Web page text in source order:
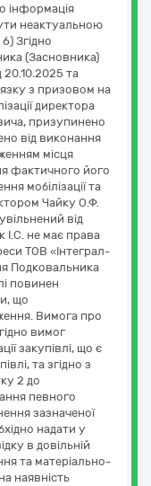
інформація
неактуальною
Згідно
(Засновника)
та
з призовом на
директора
призупинено
від виконання
місця
фактичного його
мобілізації та
Чайку О.Ф.
від
І.С. не має права
ТОВ «Інтеграл-
Подковальника
повинен
що
Вимога про
вимог
закупівлі, що є
та згідно з
2 до
певного
зазначеної
надати у
в довільній
та матеріально-
наявність